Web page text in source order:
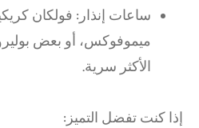
ساعات إنذار: فولكان
ميموفوكس، أو بعض
الأكثر سرية.
إذا كنت تفضل التميز: